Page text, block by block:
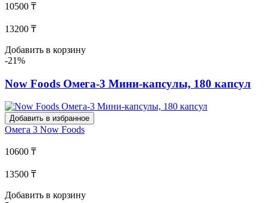
10500 ₸
13200 ₸
Добавить в корзину
-21%
Now Foods Омега-3 Мини-капсулы, 180 капсул
Добавить в избранное
Омега 3 Now Foods
10600 ₸
13500 ₸
Добавить в корзину